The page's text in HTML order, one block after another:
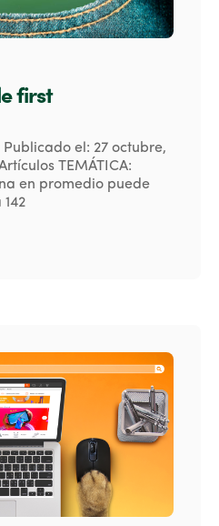
first
el: 27 octubre,
TEMÁTICA:
en promedio puede